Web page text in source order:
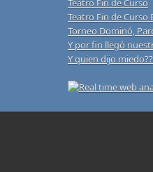
Teatro Fin de Curso
Teatro Fin de Curso
Torneo Dominó,
Y por fin llegó
Y quien dijo